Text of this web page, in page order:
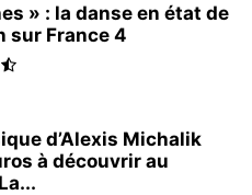
» : la danse en état de
sur France 4
d’Alexis Michalik
à découvrir au